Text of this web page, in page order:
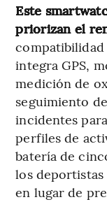
Este
priorizan el
integra GPS,
medición de
seguimiento
incidentes
perfiles de
batería de
los deportistas
en lugar de